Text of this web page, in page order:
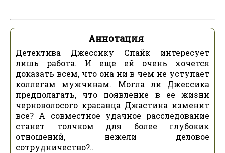
Аннотация
Детектива Джессику Спайк интересует
лишь работа. И еще ей очень хочется
доказать всем, что она ни в чем не уступает
коллегам мужчинам. Могла ли Джессика
предполагать, что появление в ее жизни
черноволосого красавца Джастина изменит
все? А совместное удачное расследование
станет толчком для более глубоких
отношений, нежели деловое
сотрудничество?..